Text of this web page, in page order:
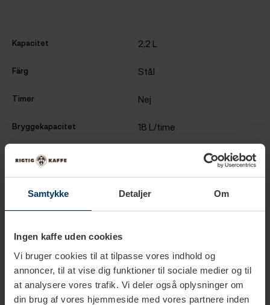
Samtykke Detaljer Om
Ingen kaffe uden cookies
Vi bruger cookies til at tilpasse vores indhold og
annoncer, til at vise dig funktioner til sociale medier og til
at analysere vores trafik. Vi deler også oplysninger om
din brug af vores hjemmeside med vores partnere inden
Kapacitet 2,2 L
Färg Stål
Timer Nej
Bryggekapacitet 18 L/time
Bryggtid
Elanslutning 230 V 50-60 Hz
Effekt
23,5 cm
54,5 cm